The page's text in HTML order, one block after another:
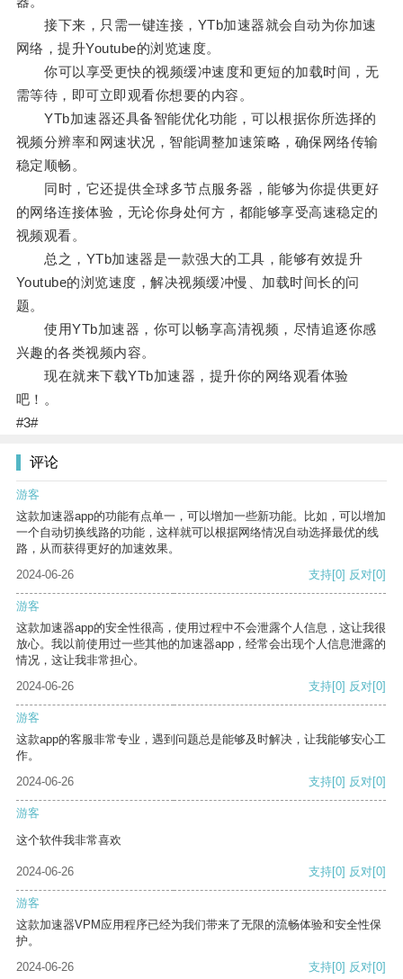
接下来，只需一键连接，YTb加速器就会自动为你加速
网络，提升Youtube的浏览速度。
你可以享受更快的视频缓冲速度和更短的加载时间，无
需等待，即可立即观看你想要的内容。
YTb加速器还具备智能优化功能，可以根据你所选择的
视频分辨率和网速状况，智能调整加速策略，确保网络传输
稳定顺畅。
同时，它还提供全球多节点服务器，能够为你提供更好
的网络连接体验，无论你身处何方，都能够享受高速稳定的
视频观看。
总之，YTb加速器是一款强大的工具，能够有效提升
Youtube的浏览速度，解决视频缓冲慢、加载时间长的问
题。
使用YTb加速器，你可以畅享高清视频，尽情追逐你感
兴趣的各类视频内容。
现在就来下载YTb加速器，提升你的网络观看体验
吧！。
#3#
评论
游客
这款加速器app的功能有点单一，可以增加一些新功能。比如，可以增加
一个自动切换线路的功能，这样就可以根据网络情况自动选择最优的线
路，从而获得更好的加速效果。
2024-06-26
支持[0] 反对[0]
游客
这款加速器app的安全性很高，使用过程中不会泄露个人信息，这让我很
放心。我以前使用过一些其他的加速器app，经常会出现个人信息泄露的
情况，这让我非常担心。
2024-06-26
支持[0] 反对[0]
游客
这款app的客服非常专业，遇到问题总是能够及时解决，让我能够安心工
作。
2024-06-26
支持[0] 反对[0]
游客
这个软件我非常喜欢
2024-06-26 支持[0] 反对[0]
游客
这款加速器VPM应用程序已经为我们带来了无限的流畅体验和安全性保
护。
2024-06-26
支持[0] 反对[0]